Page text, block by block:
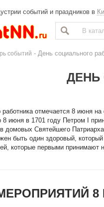
событий и праздников в
событий - День социального
ДЕНЬ
отмечается 8 июня
июня в 1701 году Петром I
домовых Святейшего
быть один здоровый,
которые первыми принимают